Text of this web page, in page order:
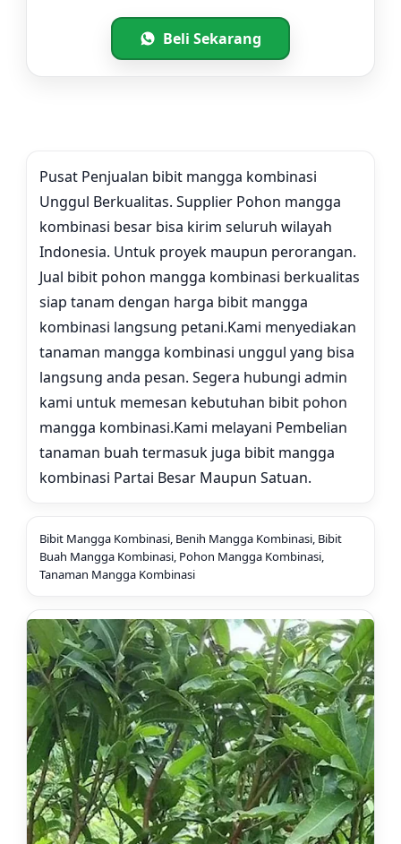
Beli Sekarang
Pusat Penjualan bibit mangga kombinasi
Unggul Berkualitas. Supplier Pohon mangga
kombinasi besar bisa kirim seluruh wilayah
Indonesia. Untuk proyek maupun perorangan.
Jual bibit pohon mangga kombinasi berkualitas
siap tanam dengan harga bibit mangga
kombinasi langsung petani.Kami menyediakan
tanaman mangga kombinasi unggul yang bisa
langsung anda pesan. Segera hubungi admin
kami untuk memesan kebutuhan bibit pohon
mangga kombinasi.Kami melayani Pembelian
tanaman buah termasuk juga bibit mangga
kombinasi Partai Besar Maupun Satuan.
Bibit Mangga Kombinasi, Benih Mangga Kombinasi, Bibit
Buah Mangga Kombinasi, Pohon Mangga Kombinasi,
Tanaman Mangga Kombinasi